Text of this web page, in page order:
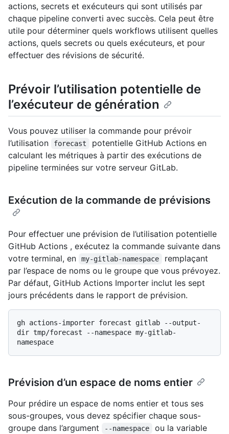
actions, secrets et exécuteurs qui sont utilisés par
chaque pipeline converti avec succès. Cela peut être
utile pour déterminer quels workflows utilisent quelles
actions, quels secrets ou quels exécuteurs, et pour
effectuer des révisions de sécurité.
Prévoir l’utilisation potentielle de
l’exécuteur de génération
Vous pouvez utiliser la commande pour prévoir
l’utilisation
forecast
potentielle GitHub Actions en
calculant les métriques à partir des exécutions de
pipeline terminées sur votre serveur GitLab.
Exécution de la commande de prévisions
Pour effectuer une prévision de l’utilisation potentielle
GitHub Actions , exécutez la commande suivante dans
votre terminal, en
my-gitlab-namespace
remplaçant
par l’espace de noms ou le groupe que vous prévoyez.
Par défaut, GitHub Actions Importer inclut les sept
jours précédents dans le rapport de prévision.
gh actions-importer forecast gitlab --output-
dir tmp/forecast --namespace my-gitlab-
Prévision d’un espace de noms entier
Pour prédire un espace de noms entier et tous ses
sous-groupes, vous devez spécifier chaque sous-
groupe dans l’argument
--namespace
ou la variable